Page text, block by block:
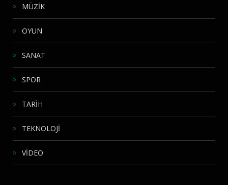
MÜZİK
OYUN
SANAT
SPOR
TARİH
TEKNOLOJİ
VİDEO